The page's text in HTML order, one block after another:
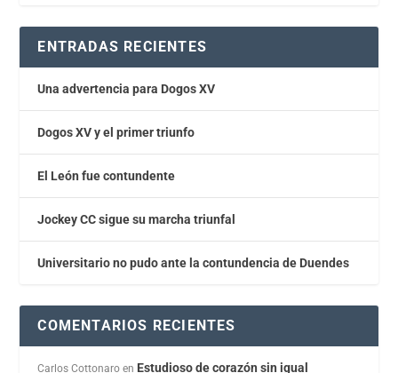
ENTRADAS RECIENTES
Una advertencia para Dogos XV
Dogos XV y el primer triunfo
El León fue contundente
Jockey CC sigue su marcha triunfal
Universitario no pudo ante la contundencia de Duendes
COMENTARIOS RECIENTES
Carlos Cottonaro en Estudioso de corazón sin igual